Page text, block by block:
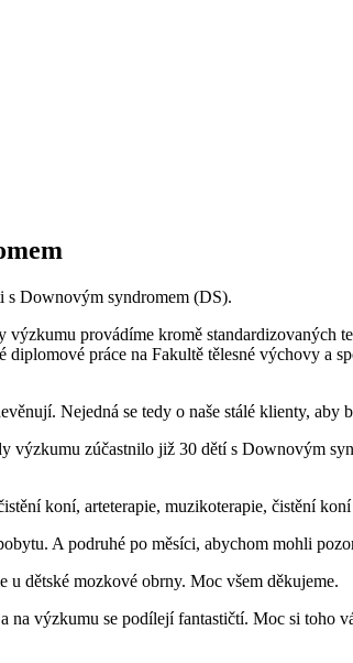
s Downovým syndromem (DS).
provádíme kromě standardizovaných
práce na Fakultě tělesné výchovy a
Nejedná se tedy o naše stálé klienty, aby
zúčastnilo již 30 dětí s Downovým
koní, arteterapie, muzikoterapie, čistění koní
A podruhé po měsíci, abychom mohli
dětské mozkové obrny. Moc všem děkujeme.
výzkumu se podílejí fantastičtí. Moc si toho